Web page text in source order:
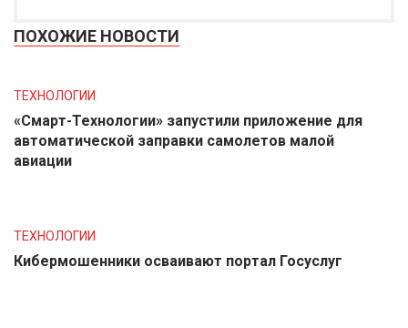
ПОХОЖИЕ НОВОСТИ
ТЕХНОЛОГИИ
«Смарт-Технологии» запустили приложение для
автоматической заправки самолетов малой
авиации
ТЕХНОЛОГИИ
Кибермошенники осваивают портал Госуслуг